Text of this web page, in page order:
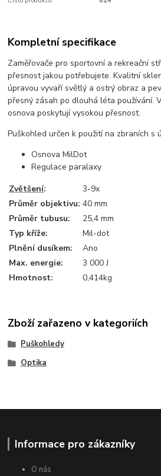
Kompletní specifikace
Zaměřovače pro sportovní a rekreační
přesnost jakou potřebujete. Kvalitní
úpravou vyvaří světlý a ostrý obraz a
přesný zásah po dlouhá léta používání.
osnova poskytují vysokou přesnost.
Puškohled určen k použití na zbraních
Osnova MilDot
Regulace paralaxy
Zvětšení:
3-9x
Průměr objektivu: 40 mm
Průměr tubusu:
25,4 mm
Typ kříže:
Mil-dot
Plnění dusíkem:
Ano
Max. energie:
3 000 J
Hmotnost:
0,414kg
Zboží zařazeno v kategoriích
Puškohledy
Optika
Informace pro zákazníky
O nás